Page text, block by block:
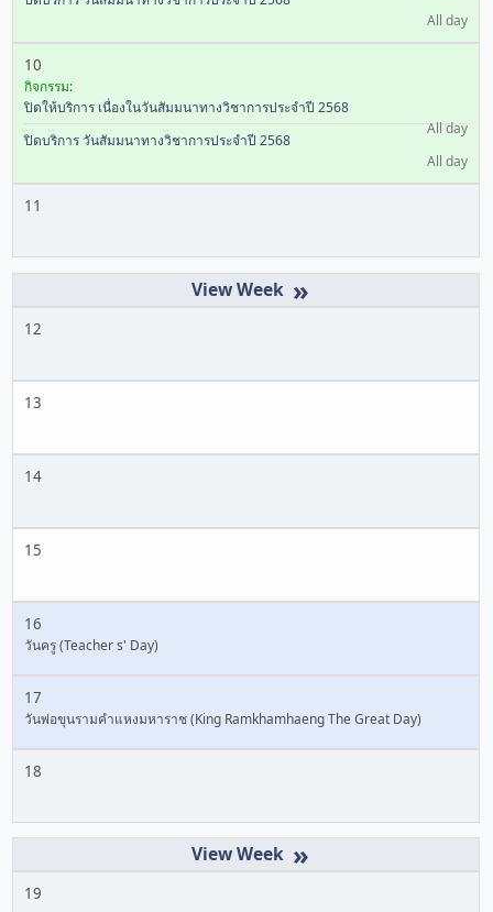
All day
10
กิจกรรม:
ปิดให้บริการ เนื่องในวันสัมมนาทางวิชาการประจำปี 2568
All day
ปิดบริการ วันสัมมนาทางวิชาการประจำปี 2568
All day
11
»
12
13
14
15
16
วันครู (Teacher s' Day)
17
วันพ่อขุนรามคำแหงมหาราช (King Ramkhamhaeng The Great Day)
18
»
19